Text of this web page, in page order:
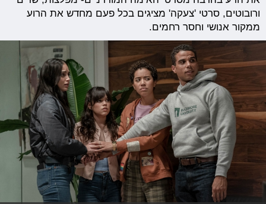
ורובוטים, סרטי 'צעקה' מציגים בכל פעם מחדש את הרוע
ממקור אנושי וחסר רחמים.